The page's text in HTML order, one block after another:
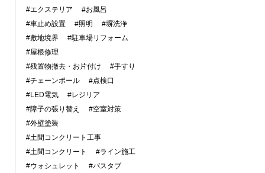
#エクステリア
#お風呂
#車止め設置
#照明
#塀洗浄
#敷地境界
#駐車場リフォーム
#屋根修理
#残置物撤去・お片付け
#手すり
#チェーンポール
#点検口
#LED電気
#レジリア
#障子の張り替え
#空室対策
#外壁塗装
#土間コンクリート工事
#土間コンクリート
#ライン施工
#ウォシュレット
#バスタブ